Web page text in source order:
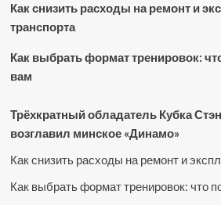
Как снизить расходы на ремонт и
транспорта
Как выбрать формат тренировок:
вам
Трёхкратный обладатель Кубка
возглавил минское «Динамо»
Как снизить расходы на ремонт и
Как выбрать формат тренировок: что